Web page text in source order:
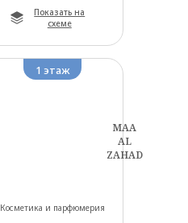
Показать на
схеме
1 этаж
MAA
AL
ZAHAD
Косметика и парфюмерия